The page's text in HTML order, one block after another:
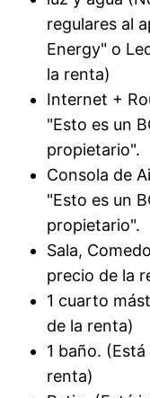
regulares al
Energy" o
la renta)
Internet +
"Esto es un
propietario".
Consola de
"Esto es un
propietario".
Sala,
precio de la
1 cuarto
de la renta)
1 baño.
renta)